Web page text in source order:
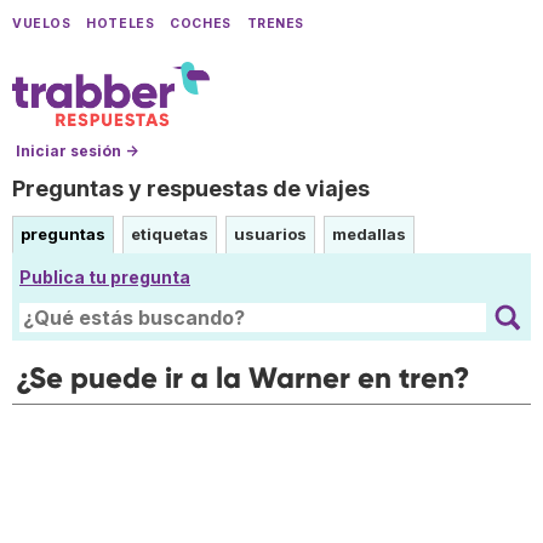
VUELOS HOTELES COCHES TRENES
Iniciar sesión →
Preguntas y respuestas de viajes
preguntas etiquetas usuarios medallas
Publica tu pregunta
¿Se puede ir a la Warner en tren?